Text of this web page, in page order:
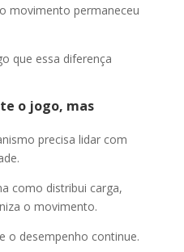
movimento permaneceu
que essa diferença
o jogo, mas
precisa lidar com
como distribui carga,
o movimento.
o desempenho continue.